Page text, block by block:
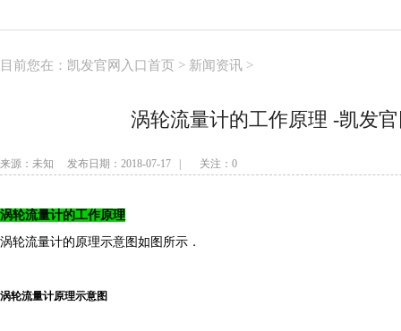
目前您在： 凯发官网入口首页 > 新闻资讯 >
涡轮流量计的工作原理 -凯发
来源：未知 发布日期：2018-07-17 | 关注： 0
涡轮流量计的工作原理
涡轮流量计的原理示意图如图所示．
涡轮流量计原理示意图